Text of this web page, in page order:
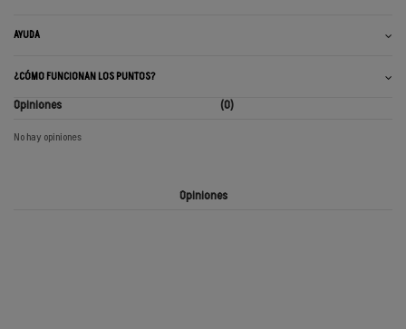
AYUDA
¿CÓMO FUNCIONAN LOS PUNTOS?
Opiniones (0)
No hay opiniones
Opiniones